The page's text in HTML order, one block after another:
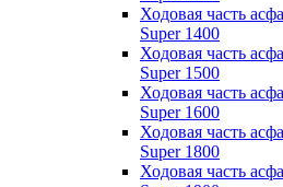
Ходовая часть
Super 1400
Ходовая часть
Super 1500
Ходовая часть
Super 1600
Ходовая часть
Super 1800
Ходовая часть